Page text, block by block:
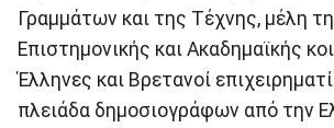
Γραμμάτων και της Τέχνης, μέλη
Επιστημονικής και Ακαδημαϊκής
Έλληνες και Βρετανοί
πλειάδα δημοσιογράφων από την